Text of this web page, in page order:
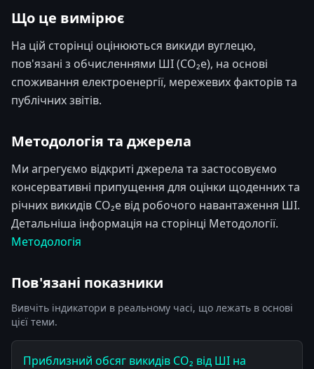
Що це вимірює
На цій сторінці оцінюються викиди вуглецю,
пов'язані з обчисленнями ШІ (CO₂e), на основі
споживання електроенергії, мережевих факторів та
публічних звітів.
Методологія та джерела
Ми агрегуємо відкриті джерела та застосовуємо
консервативні припущення для оцінки щоденних та
річних викидів CO₂e від робочого навантаження ШІ.
Детальніша інформація на сторінці Методології.
Методологія
Пов'язані показники
Вивчіть індикатори в реальному часі, що лежать в основі
цієї теми.
Приблизний обсяг викидів CO₂ від ШІ на